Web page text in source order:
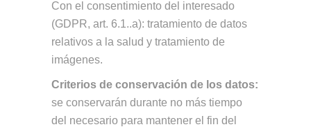
Con el consentimiento del interesado
(GDPR, art. 6.1..a): tratamiento de datos
relativos a la salud y tratamiento de
imágenes.
Criterios de conservación de los datos:
se conservarán durante no más tiempo
del necesario para mantener el fin del